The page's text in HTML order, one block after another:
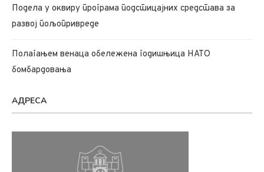
Подела у оквиру програма подстицајних средстава за
развој пољопривреде
Полагањем венаца обележена годишњица НАТО
бомбардовања
АДРЕСА